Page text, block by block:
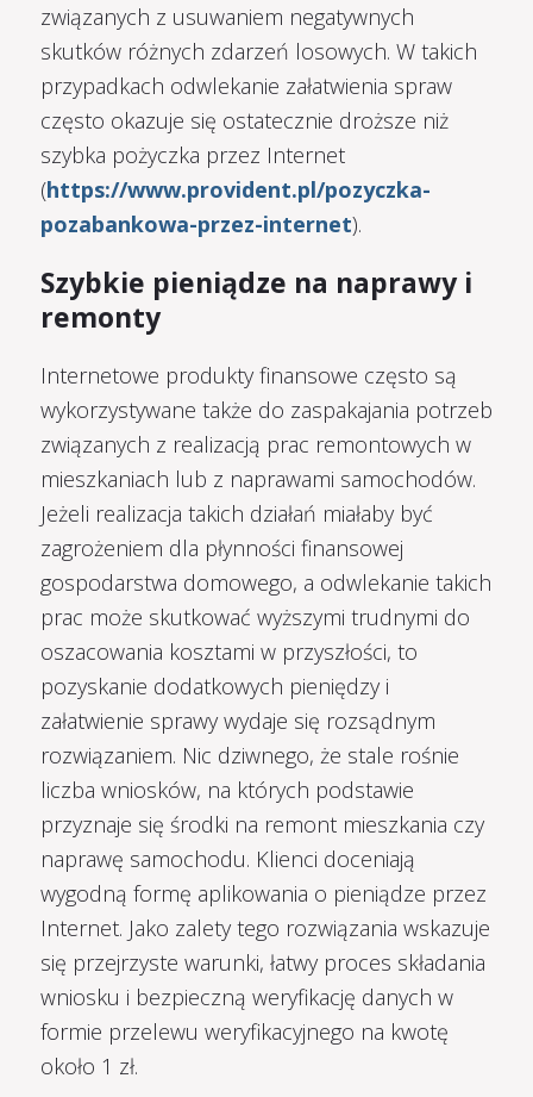
związanych z usuwaniem negatywnych
skutków różnych zdarzeń losowych. W takich
przypadkach odwlekanie załatwienia spraw
często okazuje się ostatecznie droższe niż
szybka pożyczka przez Internet
(https://www.provident.pl/pozyczka-
pozabankowa-przez-internet).
Szybkie pieniądze na naprawy i
remonty
Internetowe produkty finansowe często są
wykorzystywane także do zaspakajania potrzeb
związanych z realizacją prac remontowych w
mieszkaniach lub z naprawami samochodów.
Jeżeli realizacja takich działań miałaby być
zagrożeniem dla płynności finansowej
gospodarstwa domowego, a odwlekanie takich
prac może skutkować wyższymi trudnymi do
oszacowania kosztami w przyszłości, to
pozyskanie dodatkowych pieniędzy i
załatwienie sprawy wydaje się rozsądnym
rozwiązaniem. Nic dziwnego, że stale rośnie
liczba wniosków, na których podstawie
przyznaje się środki na remont mieszkania czy
naprawę samochodu. Klienci doceniają
wygodną formę aplikowania o pieniądze przez
Internet. Jako zalety tego rozwiązania wskazuje
się przejrzyste warunki, łatwy proces składania
wniosku i bezpieczną weryfikację danych w
formie przelewu weryfikacyjnego na kwotę
około 1 zł.